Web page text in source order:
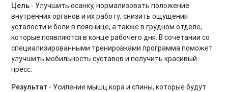
HIIT на каждый день
Растяжка на каждый день
Силовые интервальные тренировки
Фитнес-бокс
Цель - Улучшить осанку, нормализовать положение
внутренних органов и их работу; снизить ощущения
усталости и боли в пояснице, а также в грудном отделе,
которые появляются в конце рабочего дня. В сочетании со
специализированными тренировками программа поможет
улучшить мобильность суставов и получить красивый
пресс.
Результат - Усиление мышц кора и спины, которые будут